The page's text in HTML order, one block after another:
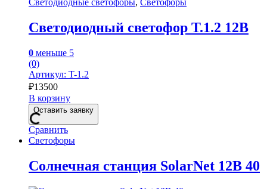
Светодиодные светофоры, Светофоры
Светодиодный светофор Т.1.2 12В
0 меньше 5
(0)
Артикул: T-1.2
₽13500
В корзину
Оставить заявку
Сравнить
Светофоры
Солнечная станция SolarNet 12В 40